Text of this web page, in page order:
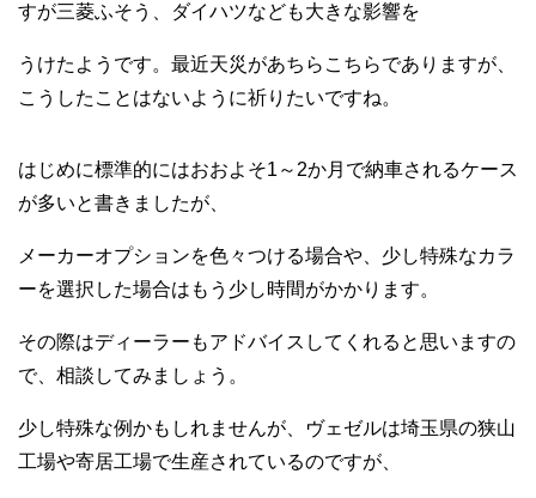
すが三菱ふそう、ダイハツなども大きな影響を
うけたようです。最近天災があちらこちらでありますが、
こうしたことはないように祈りたいですね。
はじめに標準的にはおおよそ1～2か月で納車されるケース
が多いと書きましたが、
メーカーオプションを色々つける場合や、少し特殊なカラ
ーを選択した場合はもう少し時間がかかります。
その際はディーラーもアドバイスしてくれると思いますの
で、相談してみましょう。
少し特殊な例かもしれませんが、ヴェゼルは埼玉県の狭山
工場や寄居工場で生産されているのですが、